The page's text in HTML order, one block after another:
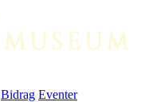
Bidrag Eventer